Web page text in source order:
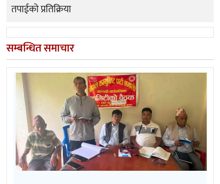
तपाईको प्रतिक्रिया
सम्बन्धित समाचार